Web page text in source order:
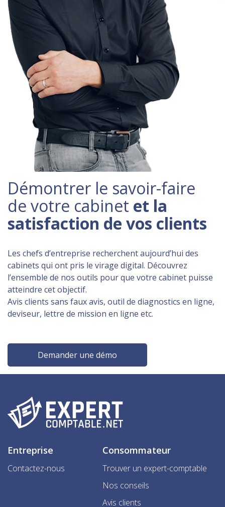
Démontrer le savoir-faire
de votre cabinet et la
satisfaction de vos clients
Les chefs d’entreprise recherchent aujourd’hui des
cabinets qui ont pris le virage digital. Découvrez
l’ensemble de nos outils pour que votre cabinet puisse
atteindre cet objectif.
Avis clients sans faux avis, outil de diagnostics en ligne,
deviseur, lettre de mission en ligne etc.
Demander une démo
Entreprise
Contactez-nous
Consommateur
Trouver un expert-comptable
Nos conseils
Avis clients